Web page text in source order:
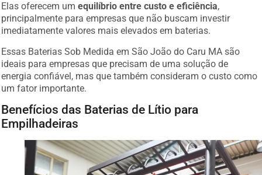
Elas oferecem umequilíbrio entre custo e eficiência,
principalmente para empresas que não buscam investir
imediatamente valores mais elevados em baterias.
Essas Baterias Sob Medida em São João do Caru MA são
ideais para empresas que precisam de uma solução de
energia confiável, mas que também consideram o custo como
um fator importante.
Benefícios das Baterias de Lítio para
Empilhadeiras